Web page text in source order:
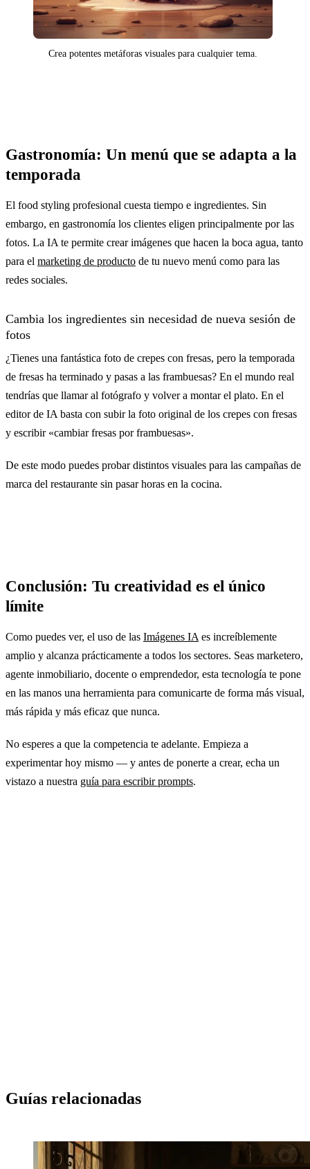
Crea potentes metáforas visuales para cualquier tema.
Gastronomía: Un menú que se adapta a la
temporada
El food styling profesional cuesta tiempo e ingredientes. Sin
embargo, en gastronomía los clientes eligen principalmente por las
fotos. La IA te permite crear imágenes que hacen la boca agua, tanto
para el marketing de producto de tu nuevo menú como para las
redes sociales.
Cambia los ingredientes sin necesidad de nueva sesión de
fotos
¿Tienes una fantástica foto de crepes con fresas, pero la temporada
de fresas ha terminado y pasas a las frambuesas? En el mundo real
tendrías que llamar al fotógrafo y volver a montar el plato. En el
editor de IA basta con subir la foto original de los crepes con fresas
y escribir «cambiar fresas por frambuesas».
De este modo puedes probar distintos visuales para las campañas de
marca del restaurante sin pasar horas en la cocina.
Conclusión: Tu creatividad es el único
límite
Como puedes ver, el uso de las Imágenes IA es increíblemente
amplio y alcanza prácticamente a todos los sectores. Seas marketero,
agente inmobiliario, docente o emprendedor, esta tecnología te pone
en las manos una herramienta para comunicarte de forma más visual,
más rápida y más eficaz que nunca.
No esperes a que la competencia te adelante. Empieza a
experimentar hoy mismo — y antes de ponerte a crear, echa un
vistazo a nuestra guía para escribir prompts.
Guías relacionadas